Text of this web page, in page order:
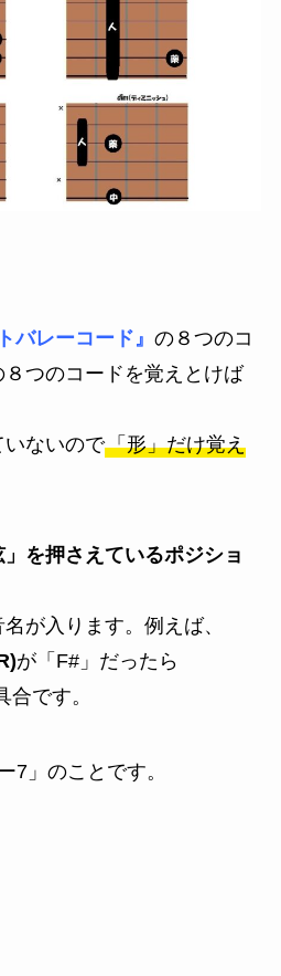
バレーコード』 の８つのコ
つのコードを覚えとけば
いないので「形」だけ覚え
」を押さえているポジショ
が入ります。例えば、
が「F#」だったら
合です。
7」のことです。